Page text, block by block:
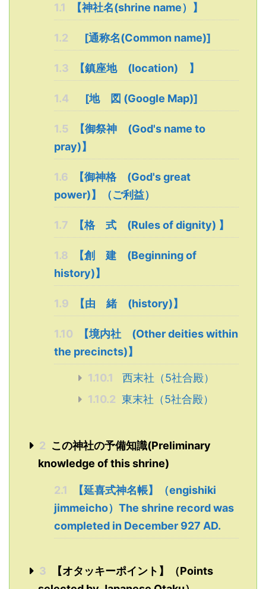
1.1 【神社名(shrine name）】
1.2 [通称名(Common name)]
1.3 【鎮座地 (location) 】
1.4 [地 図 (Google Map)]
1.5
【御祭神 (God's name to
pray)】
1.6
【御神格 (God's great
power)】（ご利益）
1.7 【格 式 (Rules of dignity) 】
1.8
【創 建 (Beginning of
history)】
1.9 【由 緒 (history)】
1.10
【境内社 (Other deities within
the precincts)】
1.10.1
西末社（5社合殿）
1.10.2 東末社（5社合殿）
2 この神社の予備知識(Preliminary
knowledge of this shrine)
2.1
【延喜式神名帳】（engishiki
jimmeicho）The shrine record was
completed in December 927 AD.
3
【オタッキーポイント】（Points